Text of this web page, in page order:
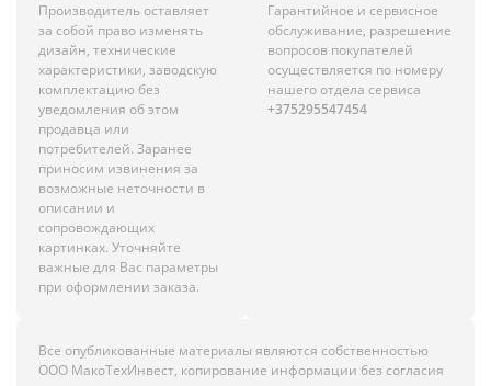
Производитель оставляет
за собой право изменять
дизайн, технические
характеристики, заводскую
комплектацию без
уведомления об этом
продавца или
потребителей. Заранее
приносим извинения за
возможные неточности в
описании и
сопровождающих
картинках. Уточняйте
важные для Вас параметры
при оформлении заказа.
Гарантийное и сервисное
обслуживание, разрешение
вопросов покупателей
осуществляется по номеру
нашего отдела сервиса
+375295547454
Все опубликованные материалы являются собственностью
ООО МакоТехИнвест, копирование информации без согласия